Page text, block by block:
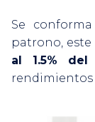
Se
patrono,
al 1.5% del
rendimientos